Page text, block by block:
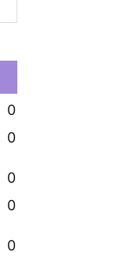
0
0
0
0
0